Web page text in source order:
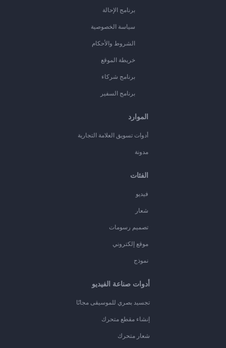
برنامج الإحالة
سياسة الخصوصية
الشروط والأحكام
خريطة الموقع
برنامج شركاء
برنامج السفير
الموارد
أدوات تسويق العلامة التجارية
مدونة
الفئات
فيديو
شعار
تصميم رسومات
موقع إلكتروني
نموذج
أدوات صناعة الفيديو
تجسيد بصري للموسيقى مجانًا
إنشاء مقطع متحرك
شعار متحرك